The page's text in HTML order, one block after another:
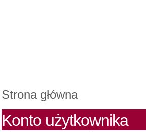
Strona główna
Konto użytkownika